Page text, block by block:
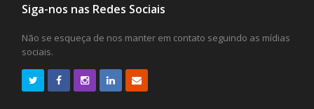
Siga-nos nas Redes Sociais
Não se esqueça de nos manter em contato seguindo as mídias
sociais.